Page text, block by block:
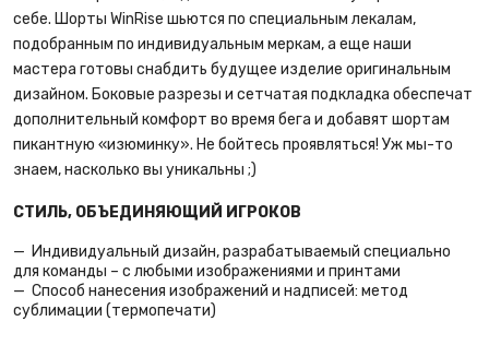
себе. Шорты WinRise шьются по специальным лекалам,
подобранным по индивидуальным меркам, а еще наши
мастера готовы снабдить будущее изделие оригинальным
дизайном. Боковые разрезы и сетчатая подкладка обеспечат
дополнительный комфорт во время бега и добавят шортам
пикантную «изюминку». Не бойтесь проявляться! Уж мы-то
знаем, насколько вы уникальны ;)
СТИЛЬ, ОБЪЕДИНЯЮЩИЙ ИГРОКОВ
Индивидуальный дизайн, разрабатываемый специально
для команды – с любыми изображениями и принтами
Способ нанесения изображений и надписей: метод
сублимации (термопечати)